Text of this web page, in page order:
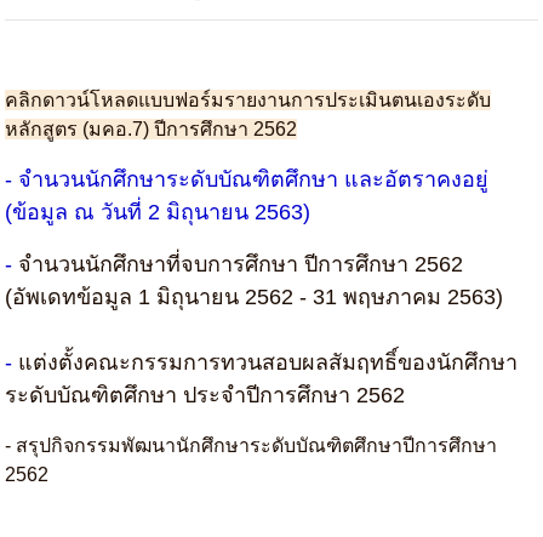
คลิกดาวน์โหลดแบบฟอร์มรายงานการประเมินตนเองระดับ
หลักสูตร (มคอ.7) ปีการศึกษา 2562
- จำนวนนักศึกษาระดับบัณฑิตศึกษา และอัตราคงอยู่
(ข้อมูล ณ วันที่ 2 มิถุนายน 2563)
- จำนวนนักศึกษาที่จบการศึกษา ปีการศึกษา 2562
(อัพเดทข้อมูล 1 มิถุนายน 2562 - 31 พฤษภาคม 2563)
- แต่งตั้งคณะกรรมการทวนสอบผลสัมฤทธิ์ของนักศึกษา
ระดับบัณฑิตศึกษา ประจำปีการศึกษา 2562
- สรุปกิจกรรมพัฒนานักศึกษาระดับบัณฑิตศึกษาปีการศึกษา
2562